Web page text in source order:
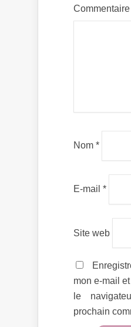
Nom *
E-mail *
Site web
mon e-mail
le
prochain